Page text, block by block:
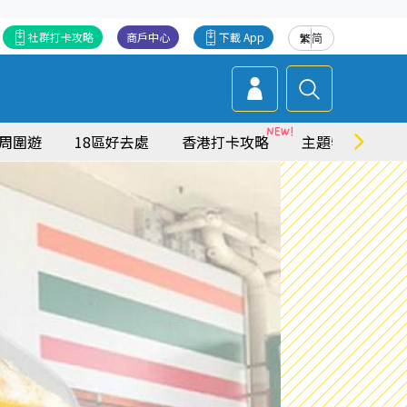
繁简
下載 App
商戶中心
社群打卡攻略
圍遊 18區好去處 香港打卡攻略 主題特集